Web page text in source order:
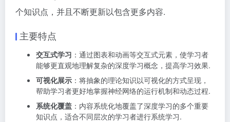
个知识点，并且不断更新以包含更多内容.
主要特点
交互式学习 ：通过图表和动画等交互式元素，使学习者
能够更直观地理解复杂的深度学习概念，提高学习效果.
可视化展示 ：将抽象的理论知识以可视化的方式呈现，
帮助学习者更好地掌握神经网络的运行机制和动态过程.
系统化覆盖 ：内容系统化地覆盖了深度学习的多个重要
知识点，适合不同层次的学习者进行系统学习.